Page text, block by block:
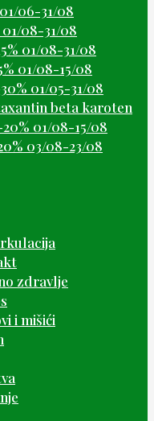
06-31/08
08-31/08
01/08-31/08
01/08-15/08
01/05-31/08
beta karoten
01/08-15/08
03/08-23/08
zdravlje
i mišići